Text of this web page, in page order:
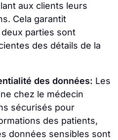
aux clients leurs
Cela garantit
parties sont
des détails de la
des données: Les
chez le médecin
sécurisés pour
des patients,
données sensibles sont